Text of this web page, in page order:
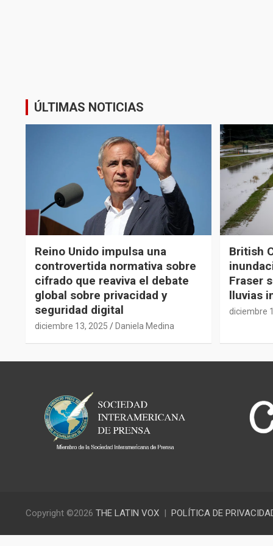
ÚLTIMAS NOTICIAS
Reino Unido impulsa una
controvertida normativa sobre
cifrado que reaviva el debate
global sobre privacidad y
seguridad digital
diciembre 13, 2025 Daniela Medina
British
Fraser
lluvias
diciembre
Copyright ©2026 THE LATIN VOX POLÍTICA DE